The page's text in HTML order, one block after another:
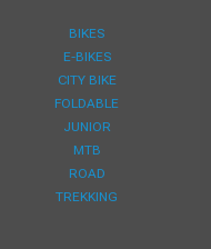
BIKES
E-BIKES
CITY BIKE
FOLDABLE
JUNIOR
MTB
ROAD
TREKKING